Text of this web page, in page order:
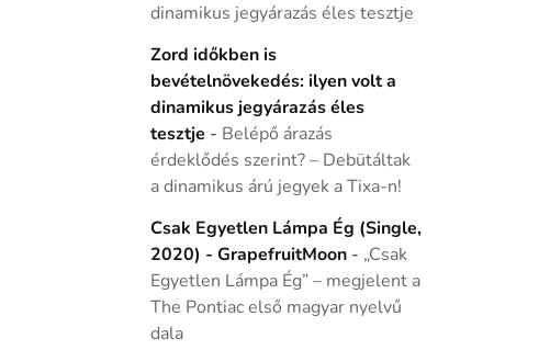
dinamikus jegyárazás éles tesztje
Zord időkben is
bevételnövekedés: ilyen volt a
dinamikus jegyárazás éles
tesztje - Belépő árazás
érdeklődés szerint? – Debütáltak
a dinamikus árú jegyek a Tixa-n!
Csak Egyetlen Lámpa Ég (Single,
2020) - GrapefruitMoon- „Csak
Egyetlen Lámpa Ég” – megjelent a
The Pontiac első magyar nyelvű
dala